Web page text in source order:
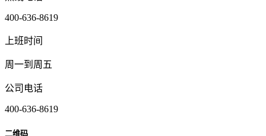
400-636-8619
上班时间
周一到周五
公司电话
400-636-8619
二维码